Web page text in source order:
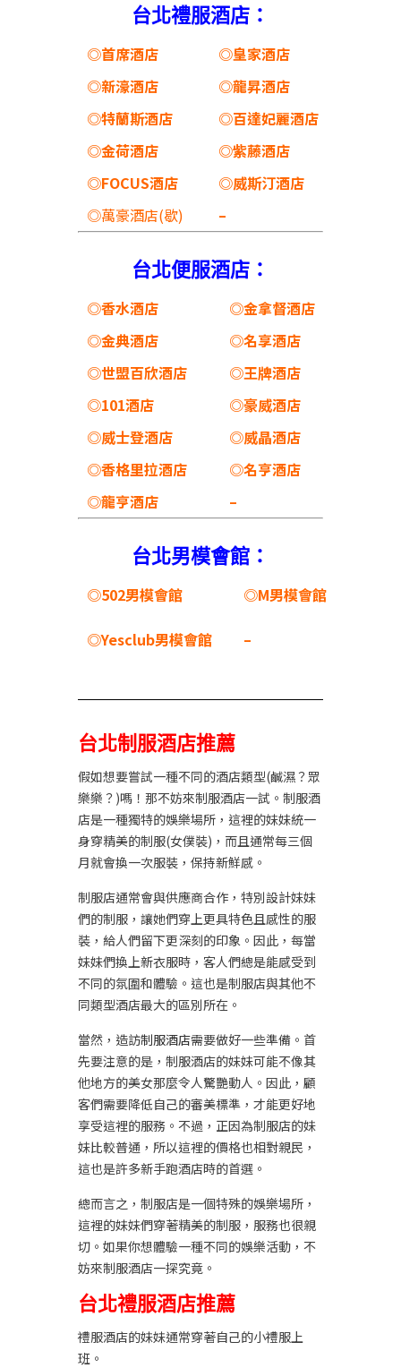
台北禮服酒店：
◎首席酒店
◎皇家酒店
◎新濠酒店
◎龍昇酒店
◎特蘭斯酒店
◎百達妃麗酒店
◎金荷酒店
◎紫藤酒店
◎FOCUS酒店
◎威斯汀酒店
◎萬豪酒店(歇)
–
台北便服酒店：
◎香水酒店
◎金拿督酒店
◎金典酒店
◎名享酒店
◎世盟百欣酒店
◎王牌酒店
◎101酒店
◎豪威酒店
◎威士登酒店
◎威晶酒店
◎香格里拉酒店
◎名亨酒店
◎龍亨酒店
–
台北男模會館：
◎502男模會館 ◎M男模會館
◎Yesclub男模會館 –
台北制服酒店推薦
假如想要嘗試一種不同的酒店類型(鹹濕？眾
樂樂？)嗎！那不妨來制服酒店一試。制服酒
店是一種獨特的娛樂場所，這裡的妹妹統一
身穿精美的制服(女僕裝)，而且通常每三個
月就會換一次服裝，保持新鮮感。
制服店通常會與供應商合作，特別設計妹妹
們的制服，讓她們穿上更具特色且感性的服
裝，給人們留下更深刻的印象。因此，每當
妹妹們換上新衣服時，客人們總是能感受到
不同的氛圍和體驗。這也是制服店與其他不
同類型酒店最大的區別所在。
當然，造訪制服酒店需要做好一些準備。首
先要注意的是，制服酒店的妹妹可能不像其
他地方的美女那麼令人驚艷動人。因此，顧
客們需要降低自己的審美標準，才能更好地
享受這裡的服務。不過，正因為制服店的妹
妹比較普通，所以這裡的價格也相對親民，
這也是許多新手跑酒店時的首選。
總而言之，制服店是一個特殊的娛樂場所，
這裡的妹妹們穿著精美的制服，服務也很親
切。如果你想體驗一種不同的娛樂活動，不
妨來制服酒店一探究竟。
台北禮服酒店推薦
禮服酒店的妹妹通常穿著自己的小禮服上
班。